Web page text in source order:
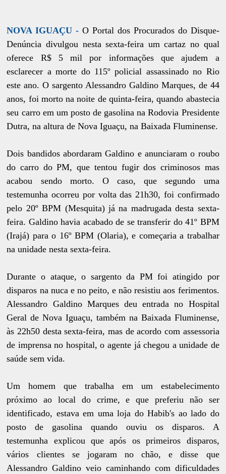
NOVA IGUAÇU -O Portal dos Procurados do Disque-
Denúncia divulgou nesta sexta-feira um cartaz no qual
oferece R$ 5 mil por informações que ajudem a
esclarecer a morte do 115º policial assassinado no Rio
este ano. O sargento Alessandro Galdino Marques, de 44
anos, foi morto na noite de quinta-feira, quando abastecia
seu carro em um posto de gasolina na Rodovia Presidente
Dutra, na altura de Nova Iguaçu, na Baixada Fluminense.
Dois bandidos abordaram Galdino e anunciaram o roubo
do carro do PM, que tentou fugir dos criminosos mas
acabou sendo morto. O caso, que segundo uma
testemunha ocorreu por volta das 21h30, foi confirmado
pelo 20º BPM (Mesquita) já na madrugada desta sexta-
feira. Galdino havia acabado de se transferir do 41º BPM
(Irajá) para o 16º BPM (Olaria), e começaria a trabalhar
na unidade nesta sexta-feira.
Durante o ataque, o sargento da PM foi atingido por
disparos na nuca e no peito, e não resistiu aos ferimentos.
Alessandro Galdino Marques deu entrada no Hospital
Geral de Nova Iguaçu, também na Baixada Fluminense,
às 22h50 desta sexta-feira, mas de acordo com assessoria
de imprensa no hospital, o agente já chegou a unidade de
saúde sem vida.
Um homem que trabalha em um estabelecimento
próximo ao local do crime, e que preferiu não ser
identificado, estava em uma loja do Habib's ao lado do
posto de gasolina quando ouviu os disparos. A
testemunha explicou que após os primeiros disparos,
vários clientes se jogaram no chão, e disse que
Alessandro Galdino veio caminhando com dificuldades